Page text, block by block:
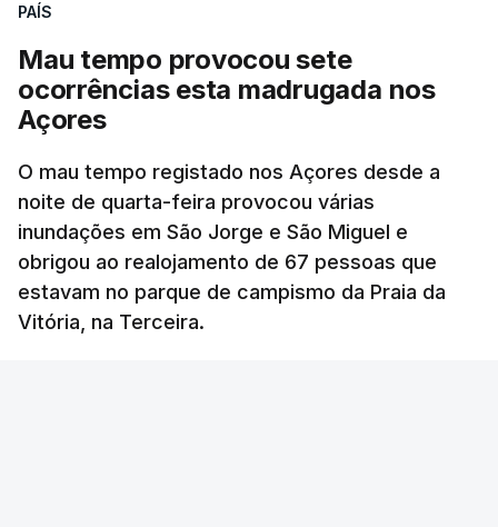
PAÍS
Mau tempo provocou sete
ocorrências esta madrugada nos
Açores
O mau tempo registado nos Açores desde a
noite de quarta-feira provocou várias
inundações em São Jorge e São Miguel e
obrigou ao realojamento de 67 pessoas que
estavam no parque de campismo da Praia da
Vitória, na Terceira.